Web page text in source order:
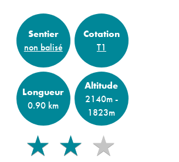
Sentier
non balisé
Cotation
T1
Longueur
0.90 km
Altitude
2140m -
1823m
★ ★
★ ★ ★